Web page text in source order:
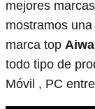
mejores
mostramos
marca top
todo tipo de
Móvil , PC